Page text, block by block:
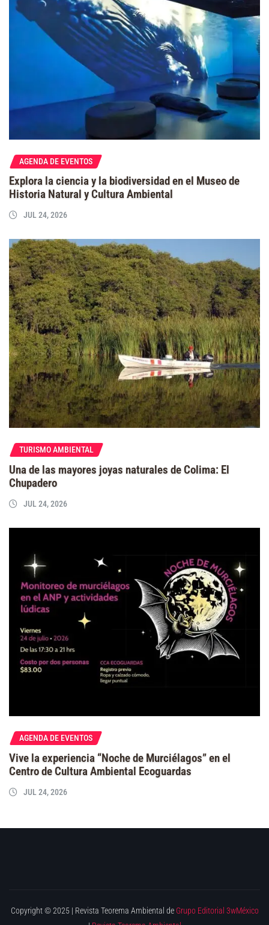
AGENDA DE EVENTOS
Explora la ciencia y la biodiversidad en el Museo de
Historia Natural y Cultura Ambiental
JUL 24, 2026
TURISMO AMBIENTAL
Una de las mayores joyas naturales de Colima: El
Chupadero
JUL 24, 2026
AGENDA DE EVENTOS
Vive la experiencia “Noche de Murciélagos” en el
Centro de Cultura Ambiental Ecoguardas
JUL 24, 2026
Copyright © 2025 | Revista Teorema Ambiental de Grupo Editorial 3wMéxico